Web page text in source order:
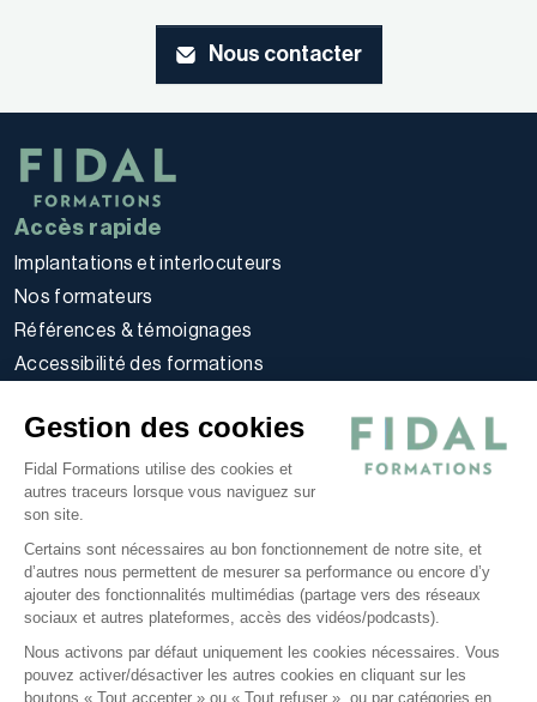
Gestion des cookies
Fidal Formations utilise des cookies et
autres traceurs lorsque vous naviguez sur
son site.
Certains sont nécessaires au bon fonctionnement de notre site, et
d’autres nous permettent de mesurer sa performance ou encore d’y
ajouter des fonctionnalités multimédias (partage vers des réseaux
sociaux et autres plateformes, accès des vidéos/podcasts).
Nous activons par défaut uniquement les cookies nécessaires. Vous
pouvez activer/désactiver les autres cookies en cliquant sur les
boutons « Tout accepter » ou « Tout refuser », ou par catégories en
Nous contacter
Accès rapide
Implantations et interlocuteurs
Nos formateurs
Références & témoignages
Accessibilité des formations
Politique d’utilisation des cookies
Politique de confidentialité
Conditions générales
Nos offres
E-learning
Formations certifiantes
Formations inter-entreprises
Formations intra-entreprises